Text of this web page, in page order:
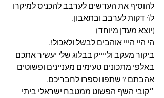
להוסיף את העדשים לערבב להכניס למיקרו
ל4 דקות לערבב ובתאבון.
(יוצא מעדן מיוחד)
הי היי הייי אוהבים לבשל ולאכול!.
ביקור מעקב ולייייק בבלוג שלי יעשיר אתכם
באלפי מתכונים טעימים מעניינים ופשוטים
אהבתם ? שתפו וספרו לחבריכם.
״קובי השף הפשוט ממטבח ישראלי ביתי